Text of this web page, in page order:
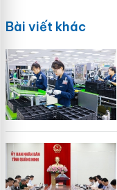
Bài viết khác